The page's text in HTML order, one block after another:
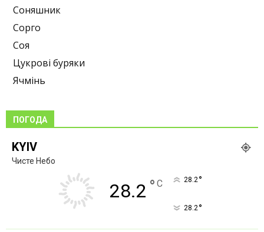
Соняшник
Сорго
Соя
Цукрові буряки
Ячмінь
ПОГОДА
KYIV
Чисте Небо
28.2 ° C 28.2°
28.2°